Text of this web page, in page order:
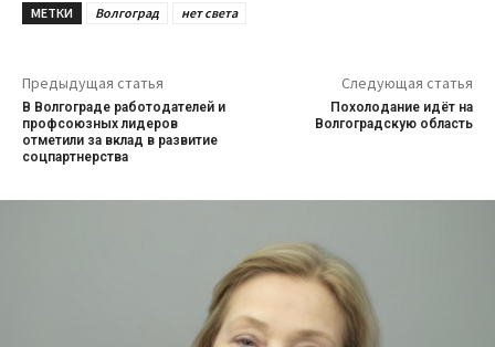
МЕТКИ Волгоград нет света
Предыдущая статья
В Волгограде работодателей и
профсоюзных лидеров
отметили за вклад в развитие
соцпартнерства
Следующая статья
Похолодание идёт на
Волгоградскую область